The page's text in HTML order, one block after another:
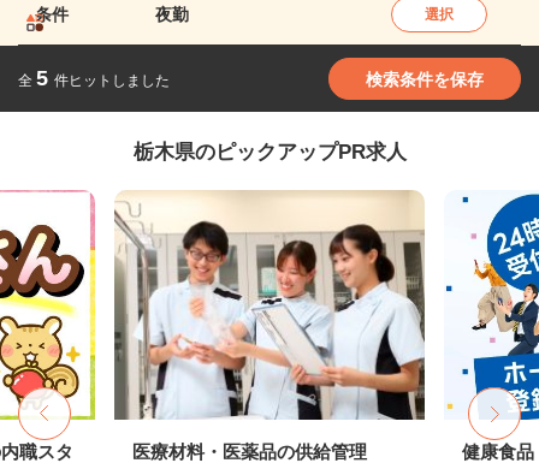
条件 夜勤 選択
全 5 件ヒットしました 検索条件を保存
栃木県のピックアップPR求人
職スタ 医療材料・医薬品の供給管理
健康食品